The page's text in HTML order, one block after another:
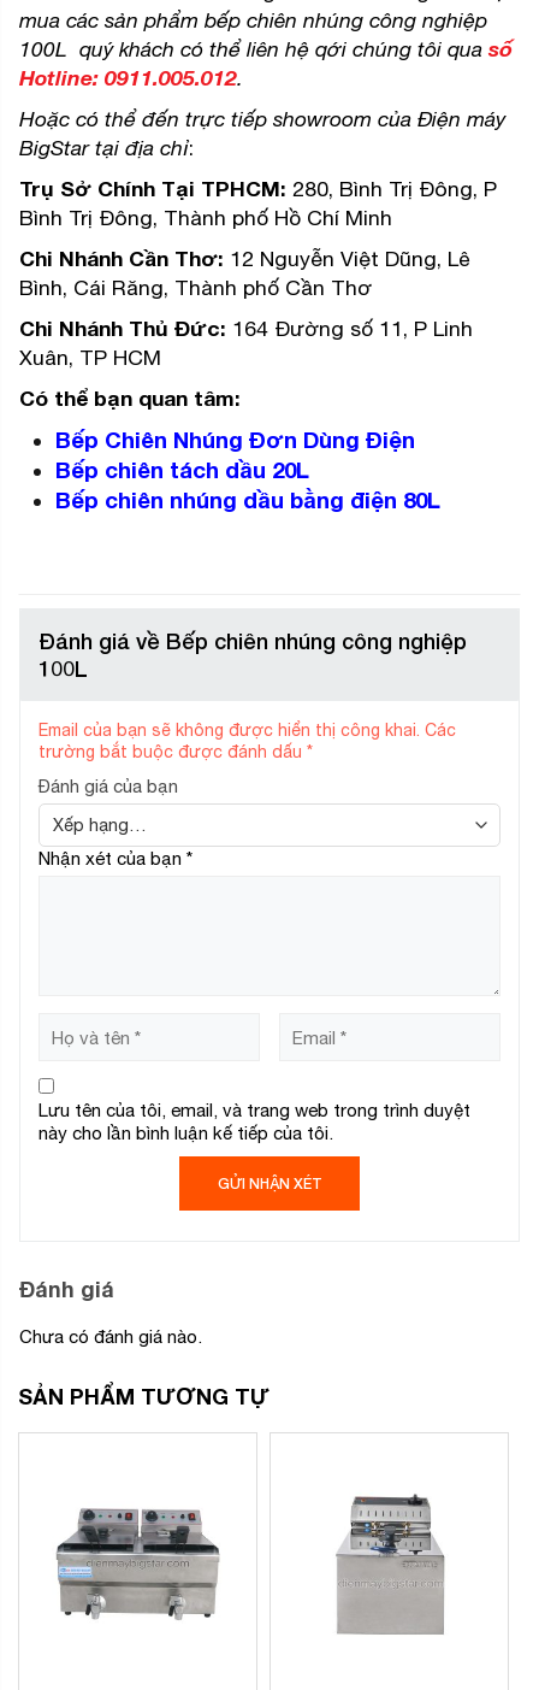
mua các sản phẩm bếp chiên nhúng công nghiệp
100L quý khách có thể liên hệ qới chúng tôi qua số
Hotline: 0911.005.012.
Hoặc có thể đến trực tiếp showroom của Điện máy
BigStar tại địa chỉ:
Trụ Sở Chính Tại TPHCM: 280, Bình Trị Đông, P
Bình Trị Đông, Thành phố Hồ Chí Minh
Chi Nhánh Cần Thơ: 12 Nguyễn Việt Dũng, Lê
Bình, Cái Răng, Thành phố Cần Thơ
Chi Nhánh Thủ Đức: 164 Đường số 11, P Linh
Xuân, TP HCM
Có thể bạn quan tâm:
Bếp Chiên Nhúng Đơn Dùng Điện
Bếp chiên tách dầu 20L
Bếp chiên nhúng dầu bằng điện 80L
Đánh giá về Bếp chiên nhúng công nghiệp
100L
Email của bạn sẽ không được hiển thị công khai. Các
trường bắt buộc được đánh dấu *
Đánh giá của bạn
Nhận xét của bạn *
Lưu tên của tôi, email, và trang web trong trình duyệt
này cho lần bình luận kế tiếp của tôi.
Đánh giá
Chưa có đánh giá nào.
SẢN PHẨM TƯƠNG TỰ